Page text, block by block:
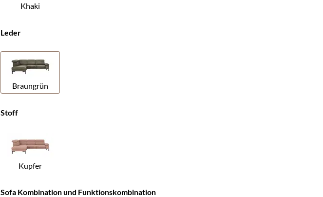
Khaki
Leder
Braungrün
Stoff
Kupfer
Sofa Kombination und Funktionskombination